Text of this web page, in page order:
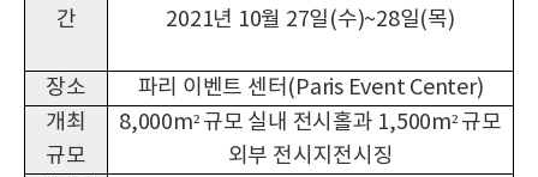
간
2021년 10월 27일(수)~28일(목)
장소
파리 이벤트 센터(Paris Event Center)
개최
규모
8,000m² 규모 실내 전시홀과 1,500m² 규모
외부 전시지전시징